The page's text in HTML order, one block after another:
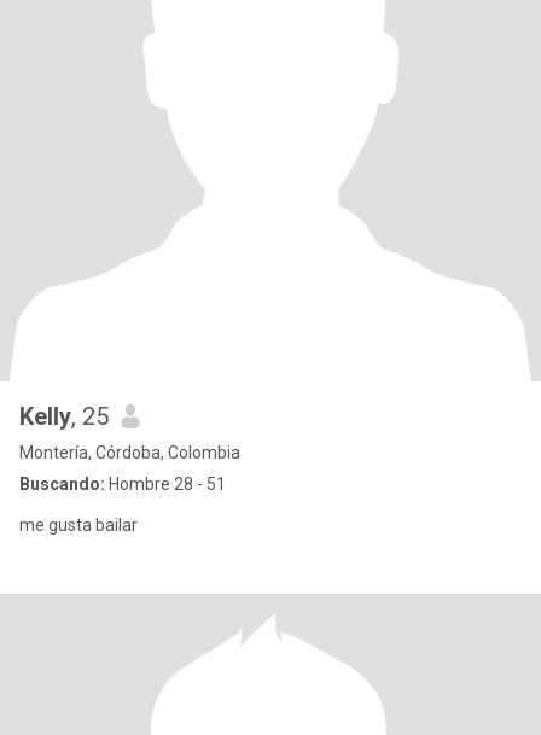
Kelly, 25
Montería, Córdoba, Colombia
Buscando: Hombre 28 - 51
me gusta bailar